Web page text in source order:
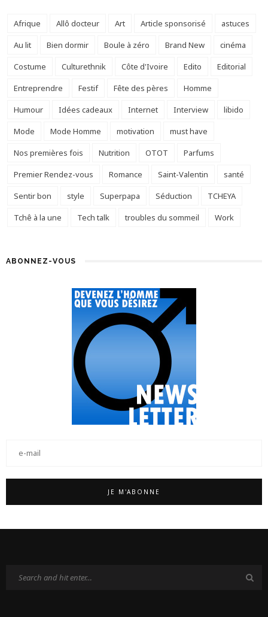
Afrique Allô docteur Art Article sponsorisé
astuces
Au lit
Bien dormir Boule à zéro Brand New
cinéma
Costume
Culturethnik Côte d'Ivoire Edito
Editorial
Entreprendre
Festif Fête des pères
Homme
Humour
Idées cadeaux Internet Interview
libido
Mode
Mode Homme motivation
must have
Nos premières fois
Nutrition OTOT
Parfums
Premier Rendez-vous
Romance Saint-Valentin
santé
Sentir bon
style Superpapa Séduction
TCHEYA
Tchê à la une
Tech talk troubles du sommeil Work
ABONNEZ-VOUS